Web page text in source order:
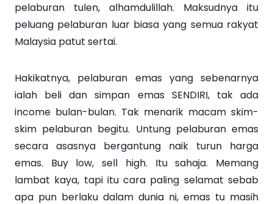
pelaburan tulen, alhamdulillah. Maksudnya itu
peluang pelaburan luar biasa yang semua rakyat
Malaysia patut sertai.
Hakikatnya, pelaburan emas yang sebenarnya
ialah beli dan simpan emas SENDIRI, tak ada
income bulan-bulan. Tak menarik macam skim-
skim pelaburan begitu. Untung pelaburan emas
secara asasnya bergantung naik turun harga
emas. Buy low, sell high. Itu sahaja. Memang
lambat kaya, tapi itu cara paling selamat sebab
apa pun berlaku dalam dunia ni, emas tu masih